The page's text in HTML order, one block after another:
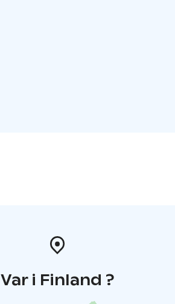
Var i Finland ?